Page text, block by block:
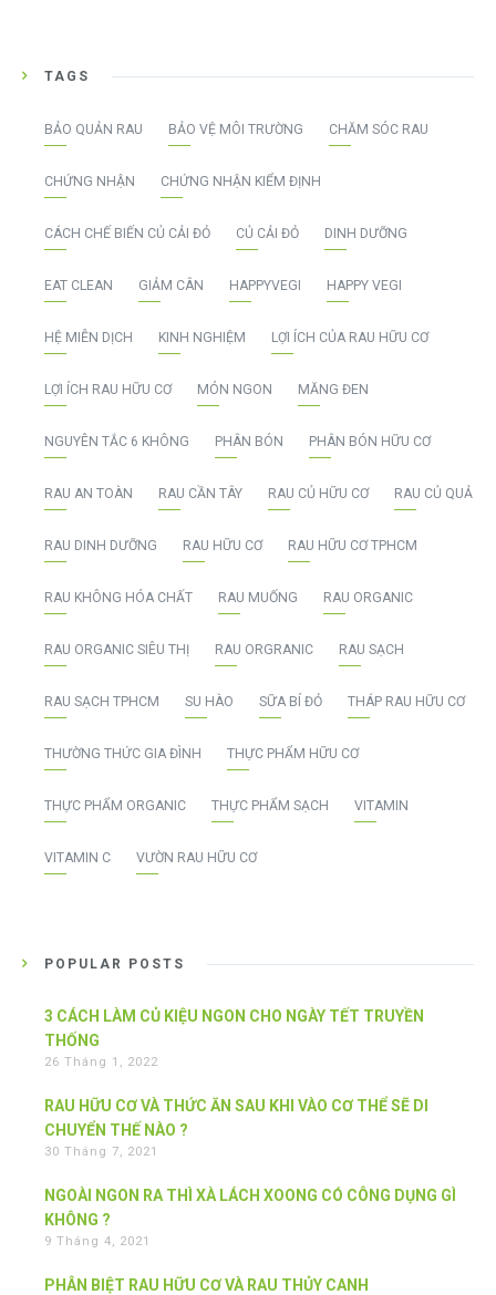
TAGS
BẢO QUẢN RAU BẢO VỆ MÔI TRƯỜNG CHĂM SÓC RAU
CHỨNG NHẬN CHỨNG NHẬN KIỂM ĐỊNH
CÁCH CHẾ BIẾN CỦ CẢI ĐỎ CỦ CẢI ĐỎ DINH DƯỠNG
EAT CLEAN GIẢM CÂN HAPPYVEGI HAPPY VEGI
HỆ MIỄN DỊCH KINH NGHIỆM LỢI ÍCH CỦA RAU HỮU CƠ
LỢI ÍCH RAU HỮU CƠ MÓN NGON MĂNG ĐEN
NGUYÊN TẮC 6 KHÔNG PHÂN BÓN PHÂN BÓN HỮU CƠ
RAU AN TOÀN RAU CẦN TÂY RAU CỦ HỮU CƠ RAU CỦ QUẢ
RAU DINH DƯỠNG RAU HỮU CƠ RAU HỮU CƠ TPHCM
RAU KHÔNG HÓA CHẤT RAU MUỐNG RAU ORGANIC
RAU ORGANIC SIÊU THỊ RAU ORGRANIC RAU SẠCH
RAU SẠCH TPHCM SU HÀO SỮA BÍ ĐỎ THÁP RAU HỮU CƠ
THƯỜNG THỨC GIA ĐÌNH THỰC PHẨM HỮU CƠ
THỰC PHẨM ORGANIC THỰC PHẨM SẠCH VITAMIN
VITAMIN C VƯỜN RAU HỮU CƠ
POPULAR POSTS
3 CÁCH LÀM CỦ KIỆU NGON CHO NGÀY TẾT TRUYỀN
THỐNG
26 Tháng 1, 2022
RAU HỮU CƠ VÀ THỨC ĂN SAU KHI VÀO CƠ THỂ SẼ DI
CHUYỂN THẾ NÀO ?
30 Tháng 7, 2021
NGOÀI NGON RA THÌ XÀ LÁCH XOONG CÓ CÔNG DỤNG GÌ
KHÔNG ?
9 Tháng 4, 2021
PHÂN BIỆT RAU HỮU CƠ VÀ RAU THỦY CANH